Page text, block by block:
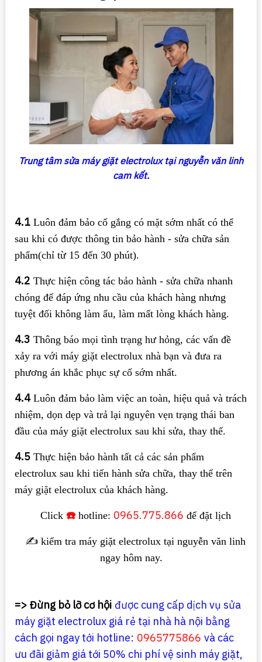
Trung tâm sửa máy giặt electrolux tại nguyễn văn linh
cam kết.
4.1 Luôn đảm bảo cố gắng có mặt sớm nhất có thể
sau khi có được thông tin bảo hành - sửa chữa sản
phẩm(chỉ từ 15 đến 30 phút).
4.2 Thực hiện công tác bảo hành - sửa chữa nhanh
chóng để đáp ứng nhu cầu của khách hàng nhưng
tuyệt đối không làm ẩu, làm mất lòng khách hàng.
4.3 Thông báo mọi tình trạng hư hỏng, các vấn đề
xảy ra với máy giặt electrolux nhà bạn và đưa ra
phương án khắc phục sự cố sớm nhất.
4.4Luôn đảm bảo làm việc an toàn, hiệu quả và trách
nhiệm, dọn dẹp và trả lại nguyên vẹn trạng thái ban
đầu của máy giặt electrolux sau khi sửa, thay thế.
4.5 Thực hiện bảo hành tất cả các sản phẩm
electrolux sau khi tiến hành sửa chữa, thay thế trên
máy giặt electrolux của khách hàng.
Click ☎️hotline: 0965.775.866 để đặt lịch
✍️ kiểm tra máy giặt electrolux tại nguyễn văn linh
ngay hôm nay.
=> Đừng bỏ lỡ cơ hội được cung cấp dịch vụ sửa
máy giặt electrolux giá rẻ tại nhà hà nội bằng
cách gọi ngay tới hotline: 0965775866 và các
ưu đãi giảm giá tới 50% chi phí vệ sinh máy giặt,